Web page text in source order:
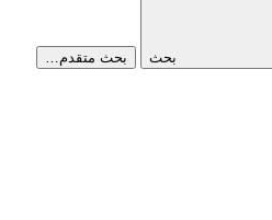
بحث بحث متقدم…